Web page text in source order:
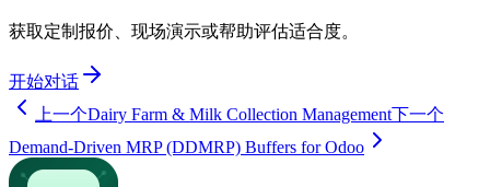
获取定制报价、现场演示或帮助评估适合度。
开始对话
上一个Dairy Farm & Milk Collection Management下一个
Demand-Driven MRP (DDMRP) Buffers for Odoo